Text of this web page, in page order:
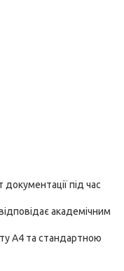
під час
академічним
А4 та стандартною